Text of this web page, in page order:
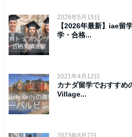
2026年5月15日
【2026年最新】iae留
学・合格...
2021年4月12日
カナダ留学でおすすめ
Village...
2023年8月7日